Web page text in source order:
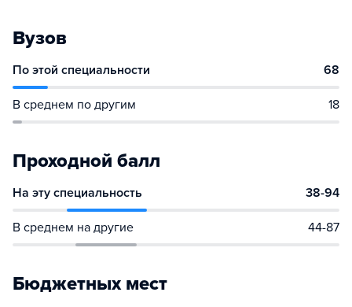
Вузов
По этой специальности 68
В среднем по другим 18
Проходной балл
На эту специальность 38-94
В среднем на другие 44-87
Бюджетных мест